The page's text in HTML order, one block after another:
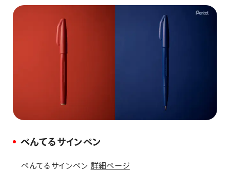
ぺんてるサインペン
ぺんてるサインペン 詳細ページ